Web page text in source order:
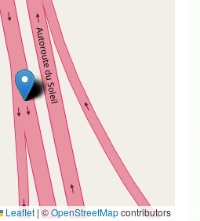
Leaflet |©OpenStreetMapcontributors